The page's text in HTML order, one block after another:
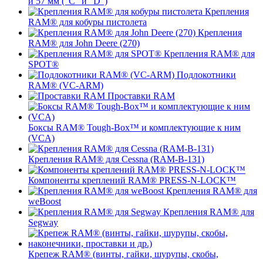
Крепления
RAM® для кобуры пистолета
Крепления
RAM® для John Deere (270)
Крепления RAM® для
SPOT®
Подлокотники
RAM® (VC-ARM)
Проставки RAM
Боксы RAM® Tough-Box™ и комплектующие к ним
(VCA)
Крепления RAM® для Cessna (RAM-B-131)
Компоненты креплений RAM® PRESS-N-LOCK™
Крепления RAM® для
weBoost
Крепления RAM® для
Segway
Крепеж RAM® (винты, гайки, шурупы, скобы,